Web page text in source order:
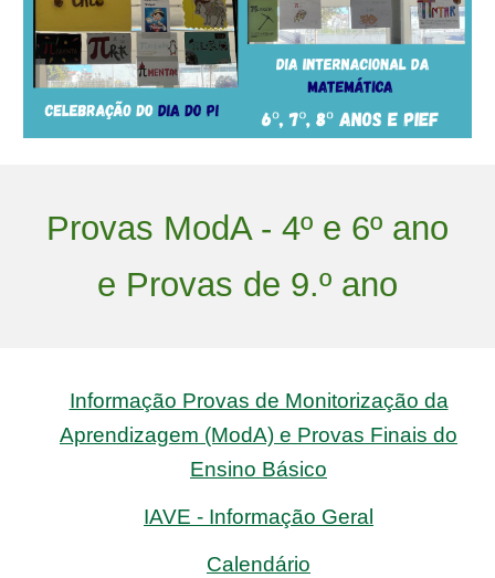
Provas ModA - 4º e 6º ano
e Provas de 9.º ano
Informação Provas de Monitorização da
Aprendizagem (ModA) e Provas Finais do
Ensino Básico
IAVE - Informação Geral
Calendário